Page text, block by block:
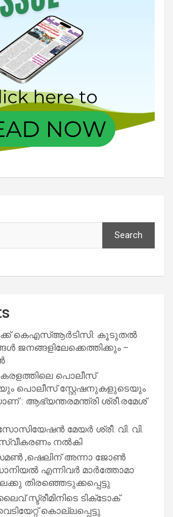
Search
കെഎസ്ആർടിസി: കൂടുതൽ
ജനങ്ങളിലേക്കെത്തിക്കും –
പൊലീസ്
പൊലീസ് സ്റ്റേഷനുകളുടെയും
: ആഭ്യന്തരമന്ത്രി ശ്രീ.രമേശ്
മേയർ ശ്രീ. വി. വി.
നൽകി
,ഷെലിന് അന്നാ ജോൺ
എന്നിവർ മാർത്തോമാ
തിരഞ്ഞെടുക്കപ്പെട്ടു
സ്ട്രീമിനിടെ ടിക്‌ടോക്
കൊല്ലപ്പെട്ടു